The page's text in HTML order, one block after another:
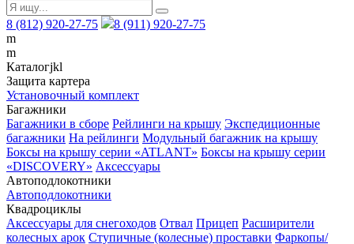
8 (812) 920-27-75
8 (911) 920-27-75
m
m
Каталогjkl
Защита картера
Установочный комплект
Багажники
Багажники в сборе Рейлинги на крышу Экспедиционные
багажники На рейлинги Модульный багажник на крышу
Боксы на крышу серии «ATLANT» Боксы на крышу серии
«DISCOVERY» Аксессуары
Автоподлокотники
Автоподлокотники
Квадроциклы
Аксессуары для снегоходов Отвал Прицеп Расширители
колесных арок Ступичные (колесные) проставки Фаркопы/